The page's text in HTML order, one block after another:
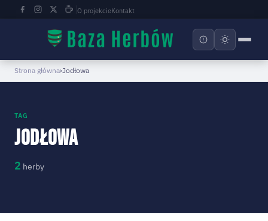
O projekcieKontakt
Strona główna›Jodłowa
TAG
Jodłowa
2 herby